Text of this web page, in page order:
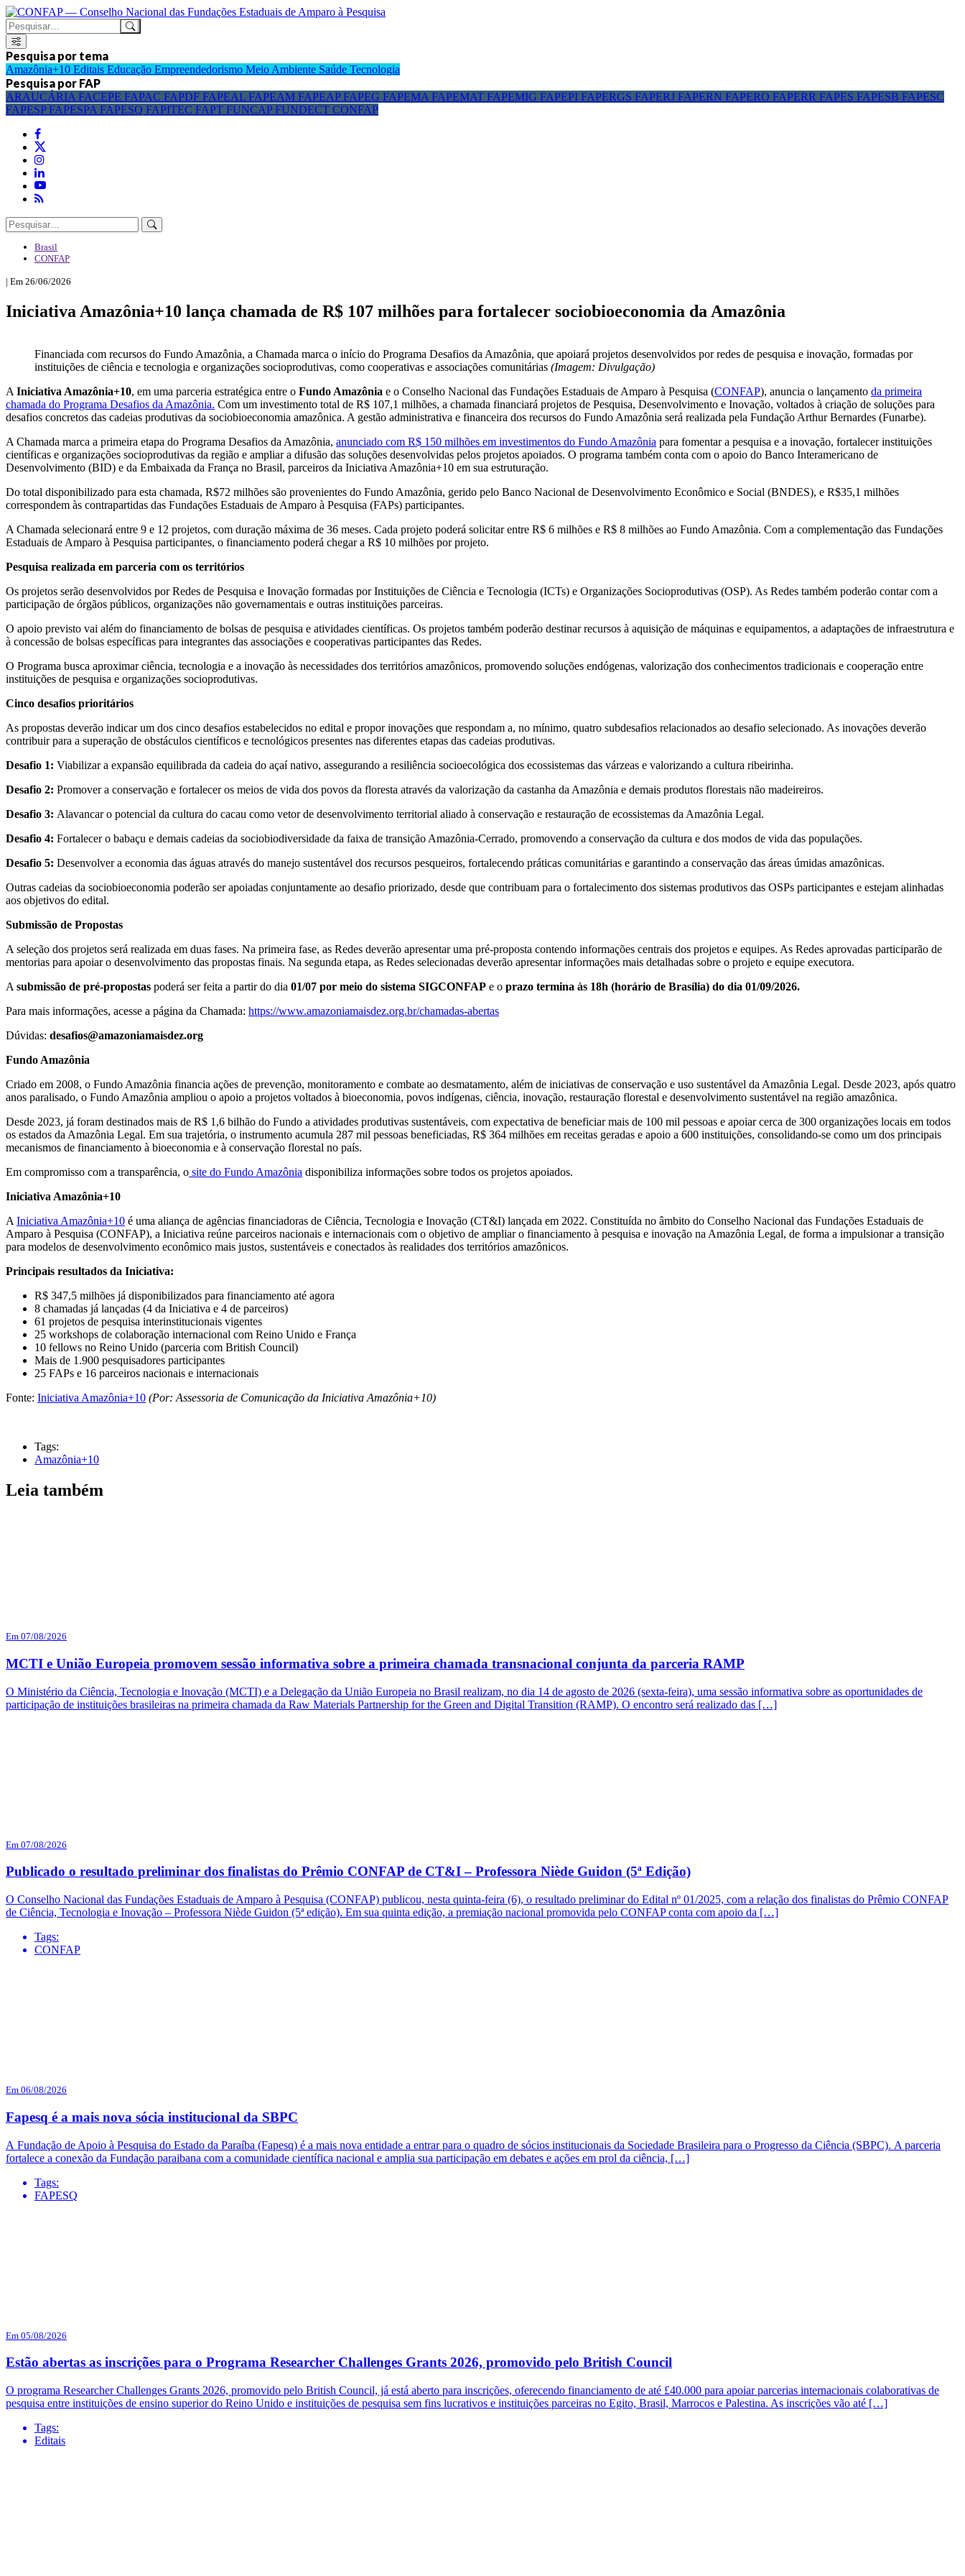
Pesquisa por tema
Amazônia+10 Editais Educação Empreendedorismo Meio Ambiente Saúde Tecnologia
Pesquisa por FAP
ARAUCÁRIA FACEPE FAPAC FAPDF FAPEAL FAPEAM FAPEAPFAPEG FAPEMA FAPEMAT FAPEMIG FAPEPI FAPERGS FAPERJ FAPERN FAPERO FAPERR FAPES FAPESB FAPESC
FAPESPFAPESPA FAPESQ FAPITEC FAPT FUNCAPFUNDECT CONFAP
Brasil
CONFAP
| Em 26/06/2026
Iniciativa Amazônia+10 lança chamada de R$ 107 milhões para fortalecer sociobioeconomia da Amazônia
Financiada com recursos do Fundo Amazônia, a Chamada marca o início do Programa Desafios da Amazônia, que apoiará projetos desenvolvidos por redes de pesquisa e inovação, formadas por
instituições de ciência e tecnologia e organizações socioprodutivas, como cooperativas e associações comunitárias (Imagem: Divulgação)
AIniciativa Amazônia+10, em uma parceria estratégica entre o Fundo Amazônia e o Conselho Nacional das Fundações Estaduais de Amparo à Pesquisa (CONFAP), anuncia o lançamento da primeira
chamada do Programa Desafios da Amazônia. Com um investimento total de R$ 107,1 milhões, a chamada financiará projetos de Pesquisa, Desenvolvimento e Inovação, voltados à criação de soluções para
desafios concretos das cadeias produtivas da sociobioeconomia amazônica. A gestão administrativa e financeira dos recursos do Fundo Amazônia será realizada pela Fundação Arthur Bernardes (Funarbe).
A Chamada marca a primeira etapa do Programa Desafios da Amazônia, anunciado com R$ 150 milhões em investimentos do Fundo Amazônia para fomentar a pesquisa e a inovação, fortalecer instituições
científicas e organizações socioprodutivas da região e ampliar a difusão das soluções desenvolvidas pelos projetos apoiados. O programa também conta com o apoio do Banco Interamericano de
Desenvolvimento (BID) e da Embaixada da França no Brasil, parceiros da Iniciativa Amazônia+10 em sua estruturação.
Do total disponibilizado para esta chamada, R$72 milhões são provenientes do Fundo Amazônia, gerido pelo Banco Nacional de Desenvolvimento Econômico e Social (BNDES), e R$35,1 milhões
correspondem às contrapartidas das Fundações Estaduais de Amparo à Pesquisa (FAPs) participantes.
A Chamada selecionará entre 9 e 12 projetos, com duração máxima de 36 meses. Cada projeto poderá solicitar entre R$ 6 milhões e R$ 8 milhões ao Fundo Amazônia. Com a complementação das Fundações
Estaduais de Amparo à Pesquisa participantes, o financiamento poderá chegar a R$ 10 milhões por projeto.
Pesquisa realizada em parceria com os territórios
Os projetos serão desenvolvidos por Redes de Pesquisa e Inovação formadas por Instituições de Ciência e Tecnologia (ICTs) e Organizações Socioprodutivas (OSP). As Redes também poderão contar com a
participação de órgãos públicos, organizações não governamentais e outras instituições parceiras.
O apoio previsto vai além do financiamento de bolsas de pesquisa e atividades científicas. Os projetos também poderão destinar recursos à aquisição de máquinas e equipamentos, a adaptações de infraestrutura e
à concessão de bolsas específicas para integrantes das associações e cooperativas participantes das Redes.
O Programa busca aproximar ciência, tecnologia e a inovação às necessidades dos territórios amazônicos, promovendo soluções endógenas, valorização dos conhecimentos tradicionais e cooperação entre
instituições de pesquisa e organizações socioprodutivas.
Cinco desafios prioritários
As propostas deverão indicar um dos cinco desafios estabelecidos no edital e propor inovações que respondam a, no mínimo, quatro subdesafios relacionados ao desafio selecionado. As inovações deverão
contribuir para a superação de obstáculos científicos e tecnológicos presentes nas diferentes etapas das cadeias produtivas.
Desafio 1: Viabilizar a expansão equilibrada da cadeia do açaí nativo, assegurando a resiliência socioecológica dos ecossistemas das várzeas e valorizando a cultura ribeirinha.
Desafio 2: Promover a conservação e fortalecer os meios de vida dos povos da floresta através da valorização da castanha da Amazônia e demais produtos florestais não madeireiros.
Desafio 3: Alavancar o potencial da cultura do cacau como vetor de desenvolvimento territorial aliado à conservação e restauração de ecossistemas da Amazônia Legal.
Desafio 4: Fortalecer o babaçu e demais cadeias da sociobiodiversidade da faixa de transição Amazônia-Cerrado, promovendo a conservação da cultura e dos modos de vida das populações.
Desafio 5: Desenvolver a economia das águas através do manejo sustentável dos recursos pesqueiros, fortalecendo práticas comunitárias e garantindo a conservação das áreas úmidas amazônicas.
Outras cadeias da sociobioeconomia poderão ser apoiadas conjuntamente ao desafio priorizado, desde que contribuam para o fortalecimento dos sistemas produtivos das OSPs participantes e estejam alinhadas
aos objetivos do edital.
Submissão de Propostas
A seleção dos projetos será realizada em duas fases. Na primeira fase, as Redes deverão apresentar uma pré-proposta contendo informações centrais dos projetos e equipes. As Redes aprovadas participarão de
mentorias para apoiar o desenvolvimento das propostas finais. Na segunda etapa, as Redes selecionadas deverão apresentar informações mais detalhadas sobre o projeto e equipe executora.
Asubmissão de pré-propostas poderá ser feita a partir do dia 01/07 por meio do sistema SIGCONFAP e o prazo termina às 18h (horário de Brasília) do dia 01/09/2026.
Para mais informações, acesse a página da Chamada: https://www.amazoniamaisdez.org.br/chamadas-abertas
Dúvidas: desafios@amazoniamaisdez.org
Fundo Amazônia
Criado em 2008, o Fundo Amazônia financia ações de prevenção, monitoramento e combate ao desmatamento, além de iniciativas de conservação e uso sustentável da Amazônia Legal. Desde 2023, após quatro
anos paralisado, o Fundo Amazônia ampliou o apoio a projetos voltados à bioeconomia, povos indígenas, ciência, inovação, restauração florestal e desenvolvimento sustentável na região amazônica.
Desde 2023, já foram destinados mais de R$ 1,6 bilhão do Fundo a atividades produtivas sustentáveis, com expectativa de beneficiar mais de 100 mil pessoas e apoiar cerca de 300 organizações locais em todos
os estados da Amazônia Legal. Em sua trajetória, o instrumento acumula 287 mil pessoas beneficiadas, R$ 364 milhões em receitas geradas e apoio a 600 instituições, consolidando-se como um dos principais
mecanismos de financiamento à bioeconomia e à conservação florestal no país.
Em compromisso com a transparência, o site do Fundo Amazônia disponibiliza informações sobre todos os projetos apoiados.
Iniciativa Amazônia+10
AIniciativa Amazônia+10 é uma aliança de agências financiadoras de Ciência, Tecnologia e Inovação (CT&I) lançada em 2022. Constituída no âmbito do Conselho Nacional das Fundações Estaduais de
Amparo à Pesquisa (CONFAP), a Iniciativa reúne parceiros nacionais e internacionais com o objetivo de ampliar o financiamento à pesquisa e inovação na Amazônia Legal, de forma a impulsionar a transição
para modelos de desenvolvimento econômico mais justos, sustentáveis e conectados às realidades dos territórios amazônicos.
Principais resultados da Iniciativa:
R$ 347,5 milhões já disponibilizados para financiamento até agora
8 chamadas já lançadas (4 da Iniciativa e 4 de parceiros)
61 projetos de pesquisa interinstitucionais vigentes
25 workshops de colaboração internacional com Reino Unido e França
10 fellows no Reino Unido (parceria com British Council)
Mais de 1.900 pesquisadores participantes
25 FAPs e 16 parceiros nacionais e internacionais
Fonte: Iniciativa Amazônia+10 (Por: Assessoria de Comunicação da Iniciativa Amazônia+10)
Tags:
Amazônia+10
Leia também
Em 07/08/2026
MCTI e União Europeia promovem sessão informativa sobre a primeira chamada transnacional conjunta da parceria RAMP
O Ministério da Ciência, Tecnologia e Inovação (MCTI) e a Delegação da União Europeia no Brasil realizam, no dia 14 de agosto de 2026 (sexta-feira), uma sessão informativa sobre as oportunidades de
participação de instituições brasileiras na primeira chamada da Raw Materials Partnership for the Green and Digital Transition (RAMP). O encontro será realizado das […]
Em 07/08/2026
Publicado o resultado preliminar dos finalistas do Prêmio CONFAP de CT&I – Professora Niède Guidon (5ª Edição)
O Conselho Nacional das Fundações Estaduais de Amparo à Pesquisa (CONFAP) publicou, nesta quinta-feira (6), o resultado preliminar do Edital nº 01/2025, com a relação dos finalistas do Prêmio CONFAP
de Ciência, Tecnologia e Inovação – Professora Niède Guidon (5ª edição). Em sua quinta edição, a premiação nacional promovida pelo CONFAP conta com apoio da […]
Tags:
CONFAP
Em 06/08/2026
Fapesq é a mais nova sócia institucional da SBPC
A Fundação de Apoio à Pesquisa do Estado da Paraíba (Fapesq) é a mais nova entidade a entrar para o quadro de sócios institucionais da Sociedade Brasileira para o Progresso da Ciência (SBPC). A parceria
fortalece a conexão da Fundação paraibana com a comunidade científica nacional e amplia sua participação em debates e ações em prol da ciência, […]
Tags:
FAPESQ
Em 05/08/2026
Estão abertas as inscrições para o Programa Researcher Challenges Grants 2026, promovido pelo British Council
O programa Researcher Challenges Grants 2026, promovido pelo British Council, já está aberto para inscrições, oferecendo financiamento de até £40.000 para apoiar parcerias internacionais colaborativas de
pesquisa entre instituições de ensino superior do Reino Unido e instituições de pesquisa sem fins lucrativos e instituições parceiras no Egito, Brasil, Marrocos e Palestina. As inscrições vão até […]
Tags:
Editais